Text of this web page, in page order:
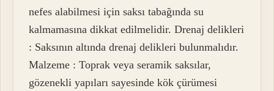
nefes alabilmesi için saksı tabağında su
kalmamasına dikkat edilmelidir. Drenaj delikleri
: Saksının altında drenaj delikleri bulunmalıdır.
Malzeme : Toprak veya seramik saksılar,
gözenekli yapıları sayesinde kök çürümesi